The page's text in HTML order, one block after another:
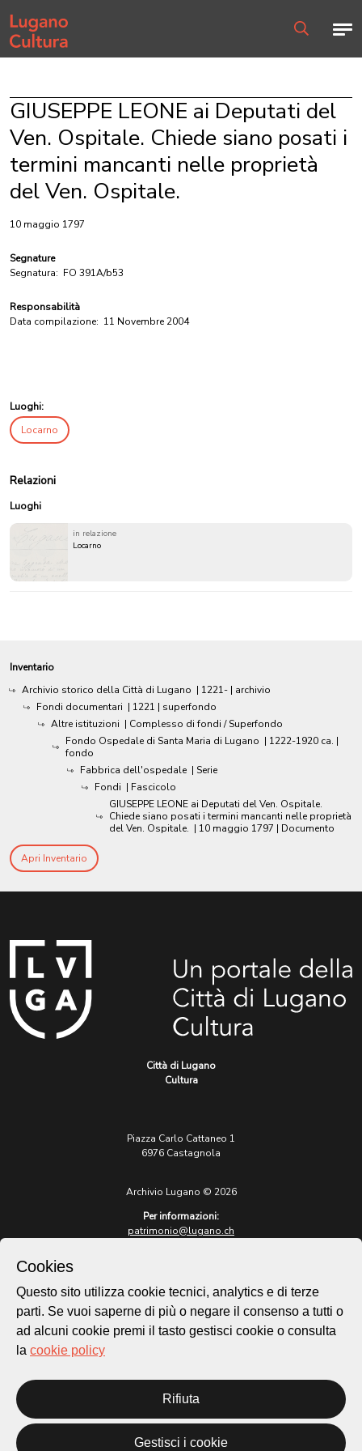
Home page
GIUSEPPE LEONE ai Deputati del
Ven. Ospitale. Chiede siano posati i
termini mancanti nelle proprietà
del Ven. Ospitale.
10 maggio 1797
Segnature
Segnatura: FO 391A/b53
Responsabilità
Data compilazione: 11 Novembre 2004
Luoghi:
Locarno
Relazioni
Luoghi
in relazione
Locarno
Inventario
Archivio storico della Città di Lugano | 1221- | archivio
Fondi documentari | 1221 | superfondo
Altre istituzioni | Complesso di fondi / Superfondo
Fondo Ospedale di Santa Maria di Lugano | 1222-1920 ca. |
fondo
Fabbrica dell'ospedale | Serie
Fondi | Fascicolo
GIUSEPPE LEONE ai Deputati del Ven. Ospitale.
Chiede siano posati i termini mancanti nelle proprietà
del Ven. Ospitale. | 10 maggio 1797 | Documento
Apri Inventario
Città di Lugano
Cultura
Piazza Carlo Cattaneo 1
6976 Castagnola
Archivio Lugano © 2026
Per informazioni:
patrimonio@lugano.ch
lugano.ch
Cookie policy
Homepage
Temi
Mappa
Cookies
Questo sito utilizza cookie tecnici, analytics e di terze
parti. Se vuoi saperne di più o negare il consenso a tutti o
ad alcuni cookie premi il tasto gestisci cookie o consulta
la cookie policy
Rifiuta
Gestisci i cookie